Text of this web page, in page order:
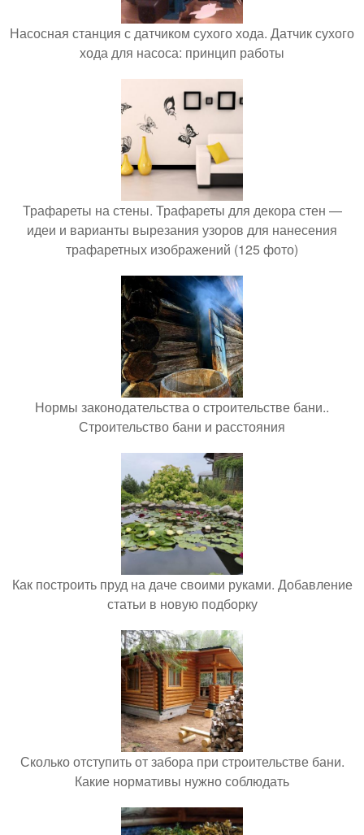
Насосная станция с датчиком сухого хода. Датчик сухого
хода для насоса: принцип работы
Трафареты на стены. Трафареты для декора стен —
идеи и варианты вырезания узоров для нанесения
трафаретных изображений (125 фото)
Нормы законодательства о строительстве бани..
Строительство бани и расстояния
Как построить пруд на даче своими руками. Добавление
статьи в новую подборку
Сколько отступить от забора при строительстве бани.
Какие нормативы нужно соблюдать